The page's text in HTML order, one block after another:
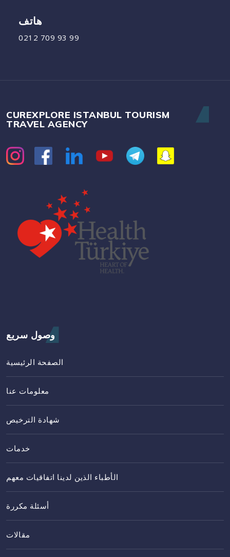
هاتف
0212 709 93 99
CUREXPLORE ISTANBUL TOURISM
TRAVEL AGENCY
وصول سريع
الصفحة الرئيسية
معلومات عنا
شهادة الترخيص
خدمات
الأطباء الذين لدينا اتفاقيات معهم
أسئلة مكررة
مقالات